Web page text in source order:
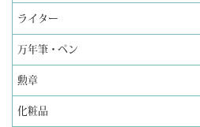
ライター
万年筆・ペン
勲章
化粧品